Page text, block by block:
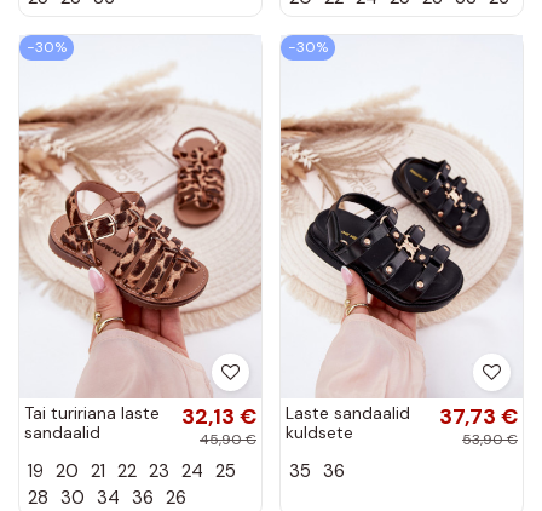
−30%
Tai tuririana laste
sandaalid
leopardimustriga
32,13 €
45,90 €
19 20 21 22 23 24 25
28 30 34 36 26
−30%
Laste sandaalid
kuldsete
musta värviga
37,73 €
53,90 €
35 36